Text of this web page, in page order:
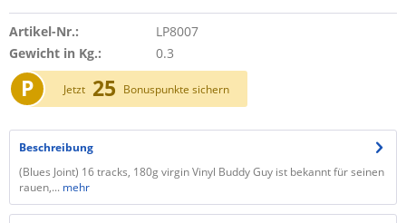
Artikel-Nr.:
LP8007
Gewicht in Kg.:
0.3
P Jetzt 25 Bonuspunkte sichern
Beschreibung
(Blues Joint) 16 tracks, 180g virgin Vinyl Buddy Guy ist bekannt für seinen
rauen,... mehr